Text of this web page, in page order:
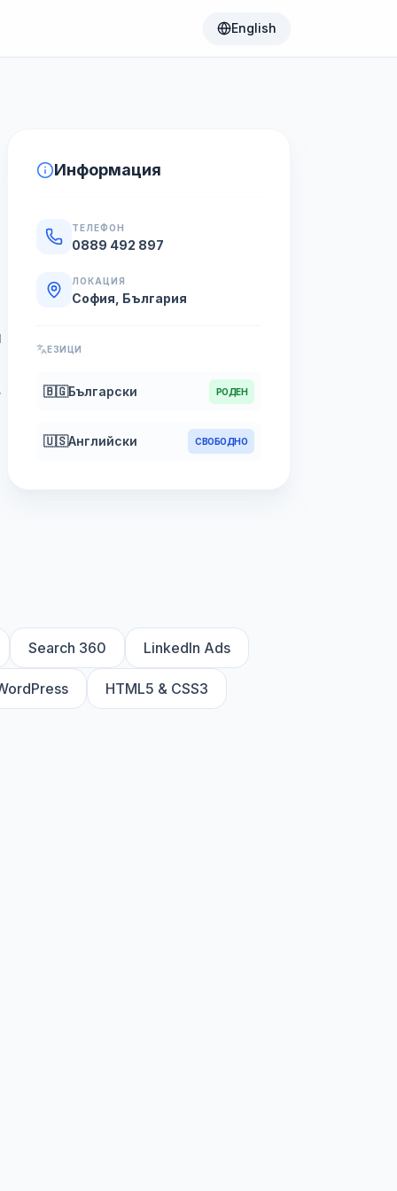
English
Информация
ТЕЛЕФОН
0889 492 897
ЛОКАЦИЯ
София, България
ЕЗИЦИ
🇧🇬Български РОДЕН
🇺🇸Английски СВОБОДНО
Search 360 LinkedIn Ads
HTML5 & CSS3